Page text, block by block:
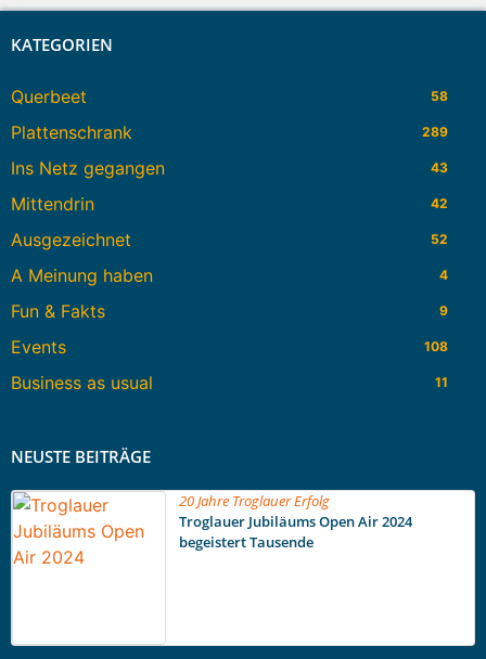
KATEGORIEN
Querbeet 58
Plattenschrank 289
Ins Netz gegangen 43
Mittendrin 42
Ausgezeichnet 52
A Meinung haben 4
Fun & Fakts 9
Events 108
Business as usual 11
NEUSTE BEITRÄGE
20 Jahre Troglauer Erfolg
Troglauer Jubiläums Open Air 2024
begeistert Tausende